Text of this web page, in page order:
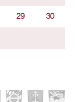
29 30